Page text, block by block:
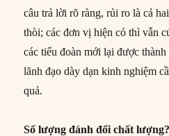
câu trả lời rõ ràng, rủi ro là cả
thòi; các đơn vị hiện có thì vẫn
các tiểu đoàn mới lại được
lãnh đạo dày dạn kinh nghiệm
quả.
Số lượng đánh đổi chất lượng?